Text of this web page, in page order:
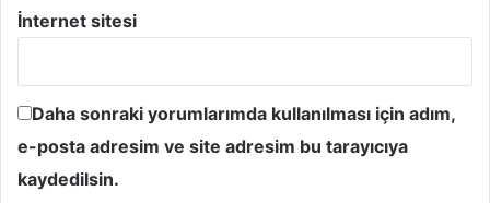
İnternet sitesi
Daha sonraki yorumlarımda kullanılması için adım,
e-posta adresim ve site adresim bu tarayıcıya
kaydedilsin.